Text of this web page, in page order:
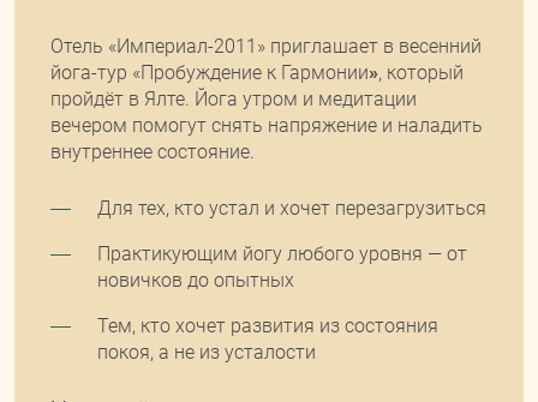
Отель «Империал-2011» приглашает в весенний
йога-тур «Пробуждение к Гармонии», который
пройдёт в Ялте. Йога утром и медитации
вечером помогут снять напряжение и наладить
внутреннее состояние.
Для тех, кто устал и хочет перезагрузиться
Практикующим йогу любого уровня — от
новичков до опытных
Тем, кто хочет развития из состояния
покоя, а не из усталости